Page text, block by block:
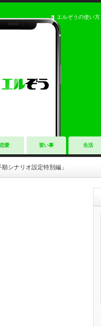
エルぞうの使い方
恋愛 習い事 生活
シナリオ設定特別編」